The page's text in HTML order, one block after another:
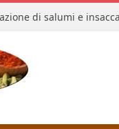
di salumi e